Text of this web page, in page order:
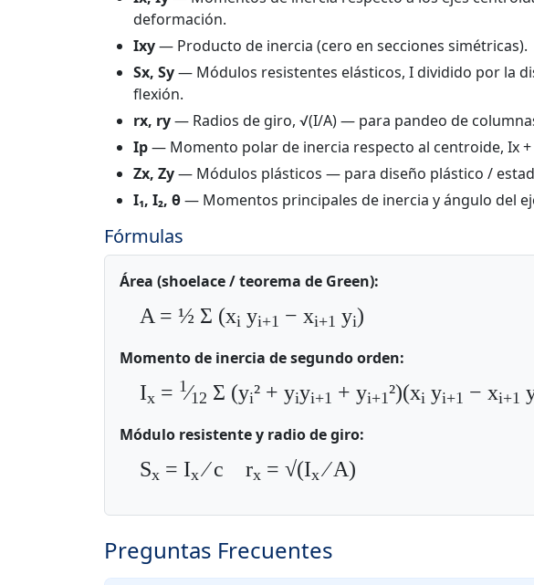
deformación.
Ixy— Producto de inercia (cero en secciones simétricas).
Sx, Sy— Módulos resistentes elásticos, I dividido por la
flexión.
rx, ry— Radios de giro, √(I/A) — para pandeo de
Ip— Momento polar de inercia respecto al centroide, Ix +
Zx, Zy— Módulos plásticos — para diseño plástico /
I₁, I₂, θ— Momentos principales de inercia y ángulo del
Fórmulas
Área (shoelace / teorema de Green):
A = ½ Σ (xi yi+1 − xi+1 yi)
Momento de inercia de segundo orden:
Ix = 1⁄12 Σ (yi² + yiyi+1 + yi+1²)(xi yi+1 − xi+1
Módulo resistente y radio de giro:
Sx = Ix⁄ c rx = √(Ix⁄ A)
Preguntas Frecuentes